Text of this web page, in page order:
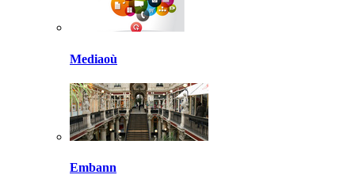
Mediaoù
Embann